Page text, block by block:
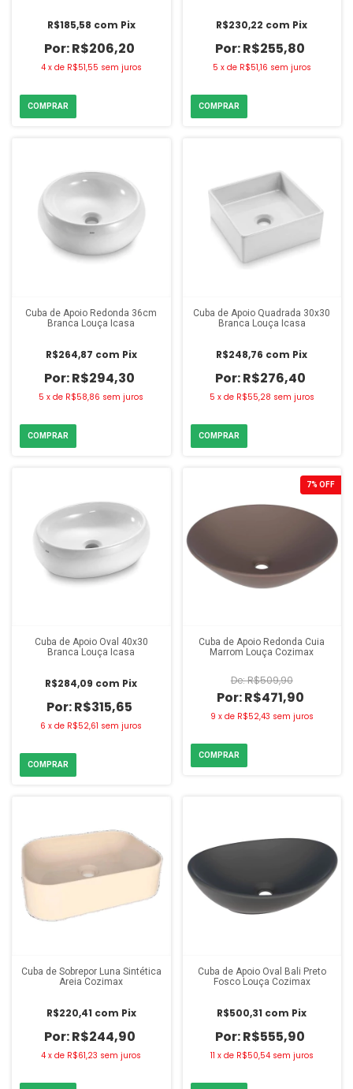
R$206,20
R$185,58 com Pix
4 x de R$51,55 sem juros
R$255,80
R$230,22 com Pix
5 x de R$51,16 sem juros
Cuba de Apoio Redonda 36cm
Branca Louça Icasa
R$294,30
R$264,87 com Pix
5 xde R$58,86 sem juros
Cuba de Apoio Quadrada 30x30
Branca Louça Icasa
R$276,40
R$248,76 com Pix
5 x de R$55,28 sem juros
Cuba de Apoio Oval 40x30
Branca Louça Icasa
R$315,65
R$284,09 com Pix
6 xde R$52,61 sem juros
7% OFF
Cuba de Apoio Redonda Cuia
Marrom Louça Cozimax
R$471,90
R$509,90
9 x de R$52,43 sem juros
Cuba de Sobrepor Luna Sintética
Areia Cozimax
R$244,90
R$220,41 com Pix
4 xde R$61,23 sem juros
Cuba de Apoio Oval Bali Preto
Fosco Louça Cozimax
R$555,90
R$500,31 com Pix
11 x de R$50,54 sem juros